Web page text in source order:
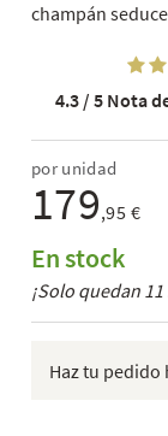
champán
4.3 / 5 Nota
por unidad
179,95 €
En stock
¡Solo quedan
Haz tu pedido